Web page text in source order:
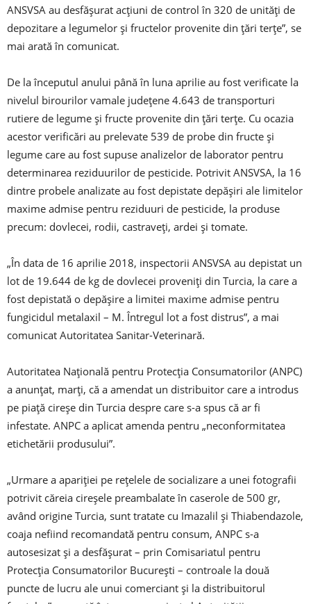
ANSVSA au desfăşurat acţiuni de control în 320 de unităţi de
depozitare a legumelor şi fructelor provenite din ţări terţe”, se
mai arată în comunicat.
De la începutul anului până în luna aprilie au fost verificate la
nivelul birourilor vamale judeţene 4.643 de transporturi
rutiere de legume şi fructe provenite din ţări terţe. Cu ocazia
acestor verificări au prelevate 539 de probe din fructe şi
legume care au fost supuse analizelor de laborator pentru
determinarea reziduurilor de pesticide. Potrivit ANSVSA, la 16
dintre probele analizate au fost depistate depăşiri ale limitelor
maxime admise pentru reziduuri de pesticide, la produse
precum: dovlecei, rodii, castraveţi, ardei şi tomate.
„În data de 16 aprilie 2018, inspectorii ANSVSA au depistat un
lot de 19.644 de kg de dovlecei proveniţi din Turcia, la care a
fost depistată o depăşire a limitei maxime admise pentru
fungicidul metalaxil – M. Întregul lot a fost distrus”, a mai
comunicat Autoritatea Sanitar-Veterinară.
Autoritatea Naţională pentru Protecţia Consumatorilor (ANPC)
a anunţat, marţi, că a amendat un distribuitor care a introdus
pe piaţă cireşe din Turcia despre care s-a spus că ar fi
infestate. ANPC a aplicat amenda pentru „neconformitatea
etichetării produsului”.
„Urmare a apariţiei pe reţelele de socializare a unei fotografii
potrivit căreia cireşele preambalate în caserole de 500 gr,
având origine Turcia, sunt tratate cu Imazalil şi Thiabendazole,
coaja nefiind recomandată pentru consum, ANPC s-a
autosesizat şi a desfăşurat – prin Comisariatul pentru
Protecţia Consumatorilor Bucureşti – controale la două
puncte de lucru ale unui comerciant şi la distribuitorul